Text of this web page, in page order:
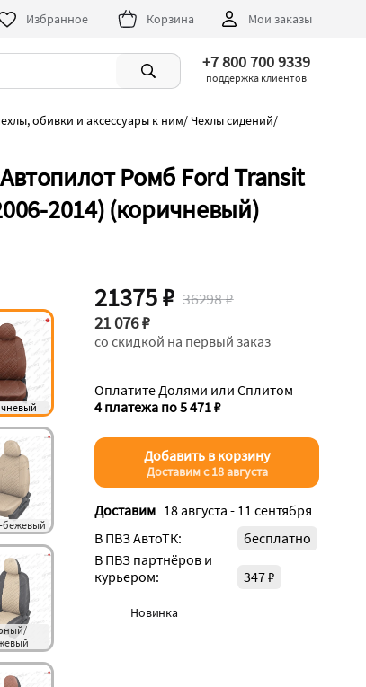
Избранное Корзина Мои заказы
+7 800 700 9339
поддержка клиентов
обивки и аксессуары к ним/ Чехлы сидений/
Ромб Ford Transit
2014) (коричневый)
21375 ₽ 36298 ₽
21 076 ₽
со скидкой на первый заказ
Оплатите Долями или Сплитом
4 платежа по 5 471 ₽
Добавить в корзину
Доставим с 18 августа
Доставим 18 августа - 11 сентября
В ПВЗ АвтоТК:
бесплатно
В ПВЗ партнёров и
курьером:
347 ₽
Новинка